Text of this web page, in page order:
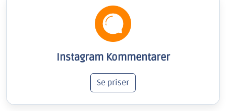
Instagram Kommentarer
Se priser